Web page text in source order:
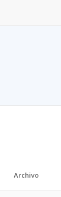
Archivo